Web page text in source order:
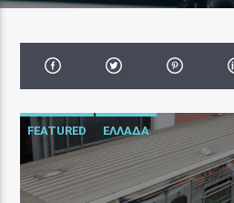
FEATURED ΕΛΛΑΔΑ